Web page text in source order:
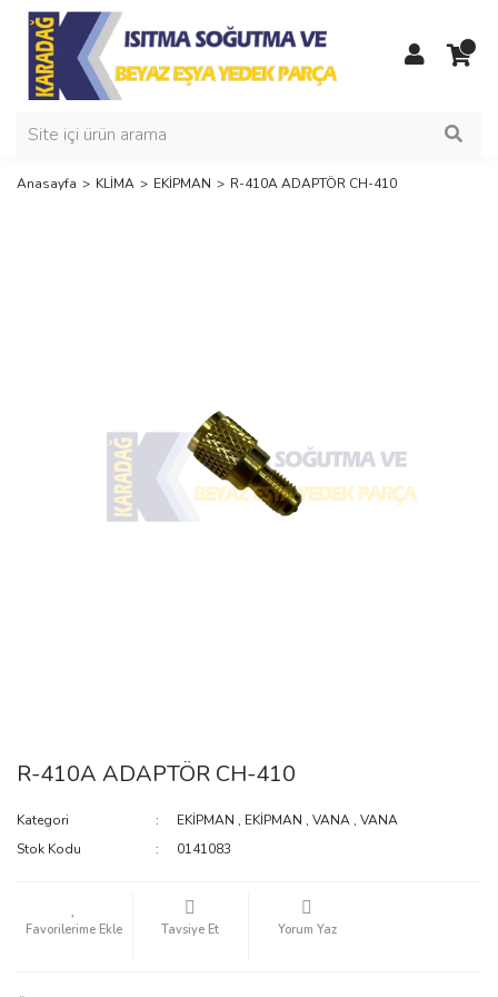
Anasayfa KLİMA EKİPMAN R-410A ADAPTÖR CH-410
R-410A ADAPTÖR CH-410
Kategori EKİPMAN , EKİPMAN ,VANA ,VANA
Stok Kodu
0141083
Tavsiye Et Yorum Yaz